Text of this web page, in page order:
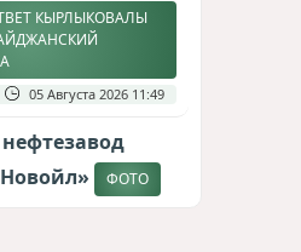
КЫРЛЫКОВАЛЫ
05 Августа 2026 11:49
ФОТО